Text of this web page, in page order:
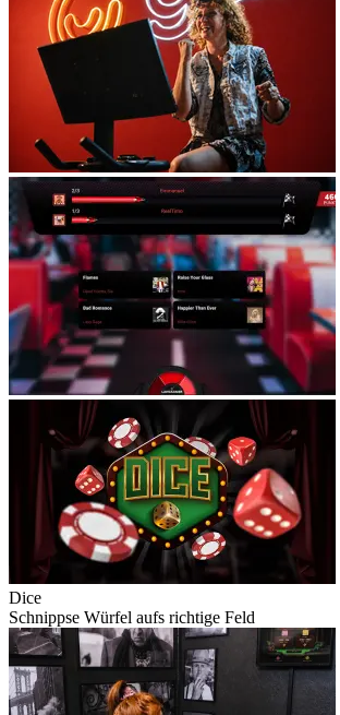
Dice
Schnippse Würfel aufs richtige Feld